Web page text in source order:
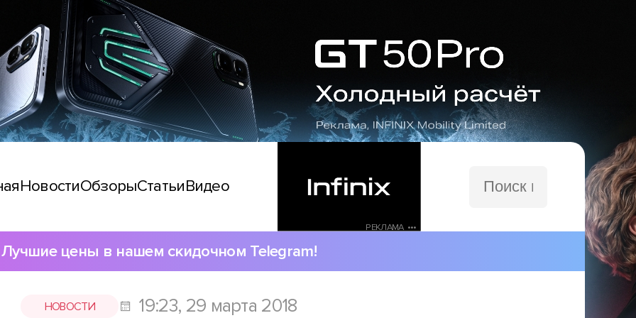
НовостиОбзорыСтатьиВидео
РЕКЛАМА •••
сайту
Лучшие цены в нашем скидочном Telegram!
НОВОСТИ 19:23, 29 марта 2018